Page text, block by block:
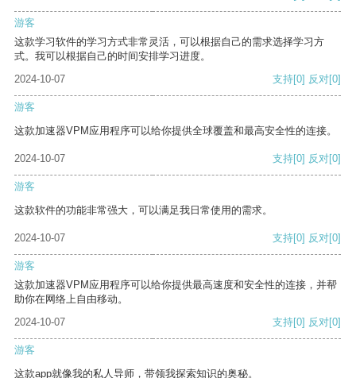
游客
这款学习软件的学习方式非常灵活，可以根据自己的需求选择学习方
式。我可以根据自己的时间安排学习进度。
2024-10-07
支持[0] 反对[0]
游客
这款加速器VPM应用程序可以给你提供全球覆盖和最高安全性的连接。
2024-10-07 支持[0] 反对[0]
游客
这款软件的功能非常强大，可以满足我日常使用的需求。
2024-10-07 支持[0] 反对[0]
游客
这款加速器VPM应用程序可以给你提供最高速度和安全性的连接，并帮
助你在网络上自由移动。
2024-10-07
支持[0] 反对[0]
游客
这款app就像我的私人导师，带领我探索知识的奥秘。